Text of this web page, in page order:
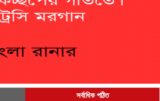
সর্বাধিক পঠিত